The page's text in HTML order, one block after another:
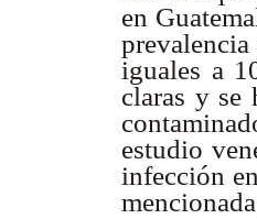
en
iguales a
claras y se
estudio
infección